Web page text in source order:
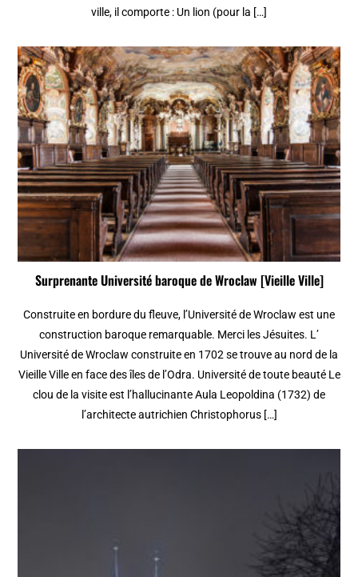
ville, il comporte : Un lion (pour la […]
Surprenante Université baroque de Wroclaw [Vieille Ville]
Construite en bordure du fleuve, l’Université de Wroclaw est une
construction baroque remarquable. Merci les Jésuites. L’
Université de Wroclaw construite en 1702 se trouve au nord de la
Vieille Ville en face des îles de l’Odra. Université de toute beauté Le
clou de la visite est l’hallucinante Aula Leopoldina (1732) de
l’architecte autrichien Christophorus […]